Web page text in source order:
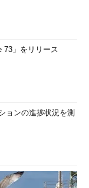
73」をリリース
ョンの進捗状況を測